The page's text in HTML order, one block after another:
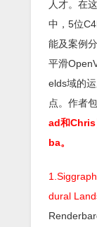
人才。在
中，5位
能及案例
平滑
elds域的
点。作者
ad和
ba。
dural